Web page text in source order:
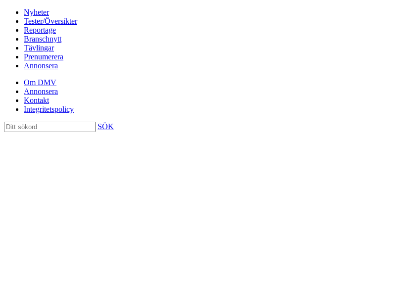
Nyheter
Tester/Översikter
Reportage
Branschnytt
Tävlingar
Prenumerera
Annonsera
Om DMV
Annonsera
Kontakt
Integritetspolicy
SÖK